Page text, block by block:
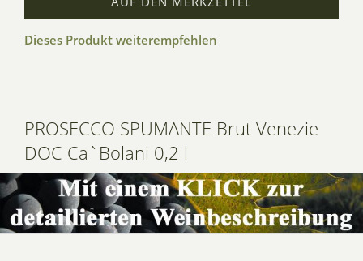
Dieses Produkt weiterempfehlen
PROSECCO SPUMANTE Brut Venezie
DOC Ca`Bolani 0,2 l